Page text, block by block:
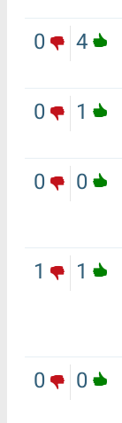
4
0
1
0
0
0
1
1
0
0